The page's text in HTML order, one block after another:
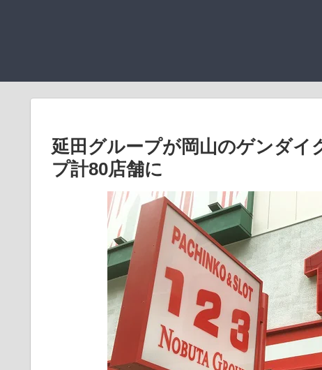
延田グループが岡山のゲンダイ
プ計80店舗に